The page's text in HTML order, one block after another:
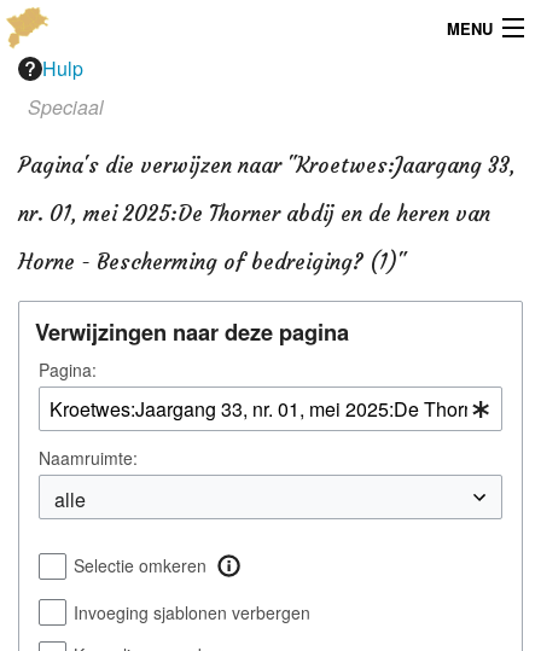
MENU
Menu
Locaties
Kaarten
Overig
Verenigingsinfo
Hulp
Speciaal
Pagina's die verwijzen naar "Kroetwes:Jaargang 33,
nr. 01, mei 2025:De Thorner abdij en de heren van
Horne - Bescherming of bedreiging? (1)"
Verwijzingen naar deze pagina
Pagina:
Naamruimte:
Selectie omkeren
Invoeging sjablonen verbergen